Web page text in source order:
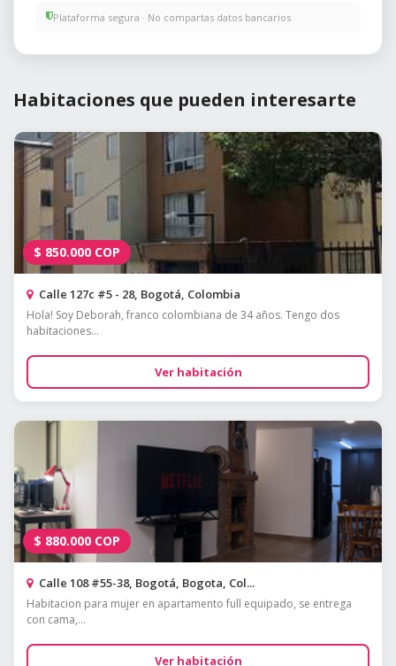
Plataforma segura · No compartas datos bancarios
Habitaciones que pueden interesarte
$ 850.000 COP
Calle 127c #5 - 28, Bogotá, Colombia
Hola! Soy Deborah, franco colombiana de 34 años. Tengo dos
habitaciones...
Ver habitación
$ 880.000 COP
Calle 108 #55-38, Bogotá, Bogota, Col...
Habitacion para mujer en apartamento full equipado, se entrega
con cama,...
Ver habitación